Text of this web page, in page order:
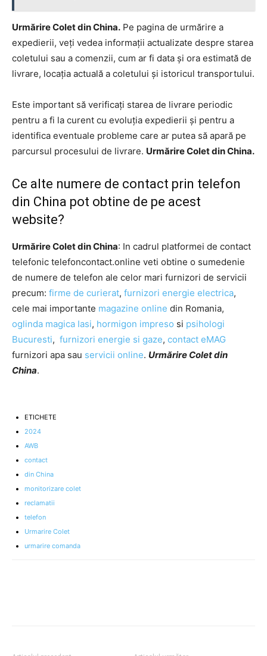
Urmărire Colet din China. Pe pagina de urmărire a
expedierii, veți vedea informații actualizate despre starea
coletului sau a comenzii, cum ar fi data și ora estimată de
livrare, locația actuală a coletului și istoricul transportului.
Este important să verificați starea de livrare periodic
pentru a fi la curent cu evoluția expedierii și pentru a
identifica eventuale probleme care ar putea să apară pe
parcursul procesului de livrare. Urmărire Colet din China.
Ce alte numere de contact prin telefon
din China pot obtine de pe acest
website?
Urmărire Colet din China: In cadrul platformei de contact
telefonic telefoncontact.online veti obtine o sumedenie
de numere de telefon ale celor mari furnizori de servicii
precum: firme de curierat, furnizori energie electrica,
cele mai importante magazine online din Romania,
oglinda magica Iasi, hormigon impreso si psihologi
Bucuresti, furnizori energie si gaze, contact eMAG
furnizori apa sau servicii online. Urmărire Colet din
China.
ETICHETE
2024
AWB
contact
din China
monitorizare colet
reclamatii
telefon
Urmarire Colet
urmarire comanda